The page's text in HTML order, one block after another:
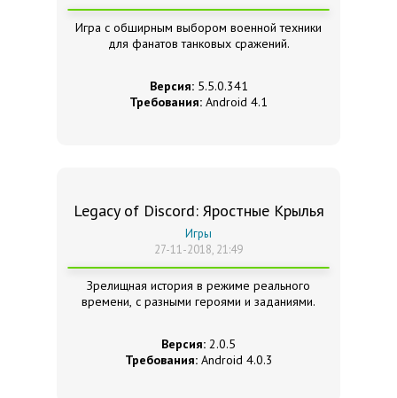
Игра с обширным выбором военной техники
для фанатов танковых сражений.
Версия: 5.5.0.341
Требования: Android 4.1
Legacy of Discord: Яростные Крылья
Игры
27-11-2018, 21:49
Зрелищная история в режиме реального
времени, с разными героями и заданиями.
Версия: 2.0.5
Требования: Android 4.0.3